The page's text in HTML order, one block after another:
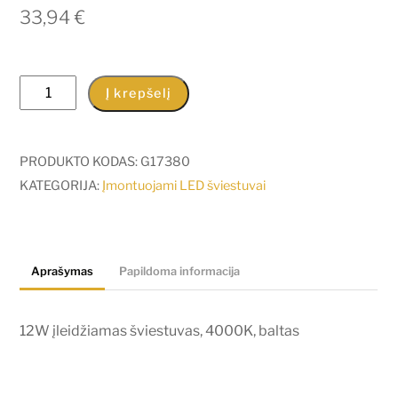
33,94€
produkto
kiekis:
įleidžiamas
šviestuvas,
Į krepšelį
PRODUKTO KODAS: G17380
KATEGORIJA: Įmontuojami LED šviestuvai
Aprašymas Papildoma informacija
12W įleidžiamas šviestuvas, 4000K, baltas